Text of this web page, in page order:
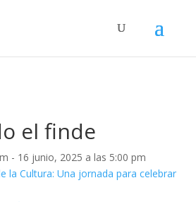
el finde
- 16 junio, 2025 a las 5:00 pm
la Cultura: Una jornada para celebrar